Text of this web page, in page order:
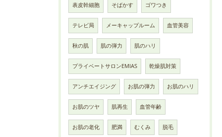
表皮幹細胞 そばかす ゴワつき
テレビ局 メーキャップルーム 血管美容
秋の肌 肌の弾力 肌のハリ
プライベートサロンEMIAS 乾燥肌対策
アンチエイジング お肌の弾力 お肌のハリ
お肌のツヤ 肌再生 血管年齢
お肌の老化 肥満 むくみ 脱毛